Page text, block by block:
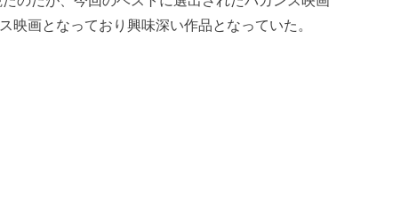
映画となっており興味深い作品となっていた。